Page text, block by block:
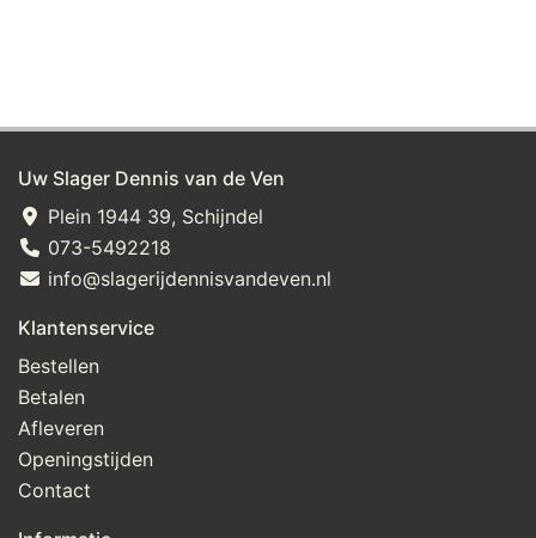
Uw Slager Dennis van de Ven
Plein 1944 39, Schijndel
073-5492218
info@slagerijdennisvandeven.nl
Klantenservice
Bestellen
Betalen
Afleveren
Openingstijden
Contact